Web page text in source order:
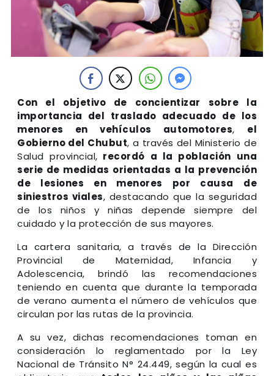
Con el objetivo de concientizar sobre la
importancia del traslado adecuado de los
menores en vehículos automotores, el
Gobierno del Chubut, a través del Ministerio de
Salud provincial, recordó a la población una
serie de medidas orientadas a la prevención
de lesiones en menores por causa de
siniestros viales, destacando que la seguridad
de los niños y niñas depende siempre del
cuidado y la protección de sus mayores.
La cartera sanitaria, a través de la Dirección
Provincial de Maternidad, Infancia y
Adolescencia, brindó las recomendaciones
teniendo en cuenta que durante la temporada
de verano aumenta el número de vehículos que
circulan por las rutas de la provincia.
A su vez, dichas recomendaciones toman en
consideración lo reglamentado por la Ley
Nacional de Tránsito N° 24.449, según la cual es